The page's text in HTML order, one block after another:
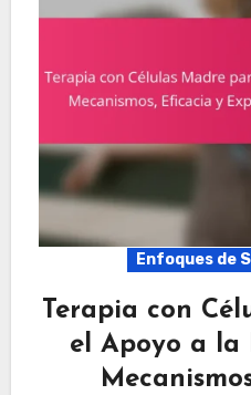
Enfoques de
Terapia con
el Apoyo a la